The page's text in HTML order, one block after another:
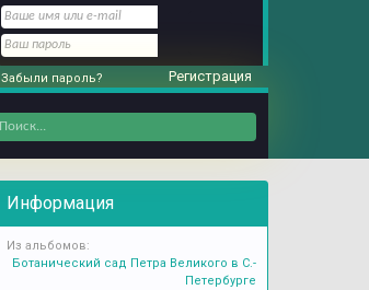
Информация
Из альбомов:
Ботанический сад Петра Великого в С.-
Петербурге
Забыли пароль? Регистрация